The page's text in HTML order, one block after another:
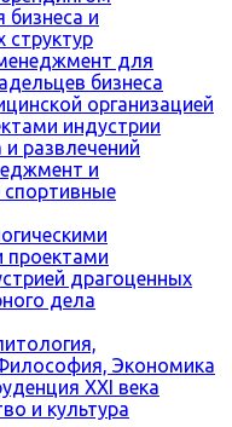
и
структур
для
бизнеса
организацией
индустрии
развлечений
и
проектами
драгоценных
дела
Экономика
XXI века
и культура